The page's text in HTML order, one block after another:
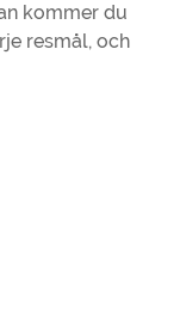
kommer du
resmål, och